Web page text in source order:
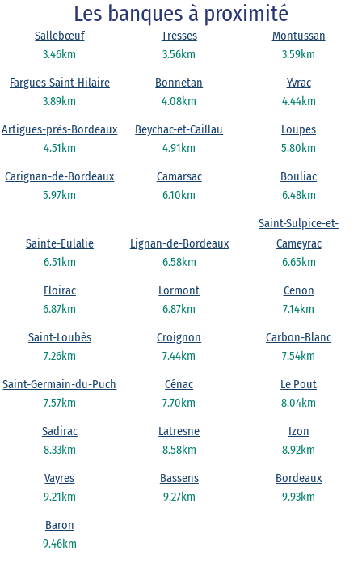
Les banques à proximité
3.46km
Sallebœuf
3.56km
Tresses
3.59km
Montussan
3.89km
Fargues-Saint-Hilaire
4.08km
Bonnetan
4.44km
Yvrac
4.51km
Artigues-près-Bordeaux
4.91km
Beychac-et-Caillau
5.80km
Loupes
5.97km
Carignan-de-Bordeaux
6.10km
Camarsac
6.48km
Bouliac
6.51km
Sainte-Eulalie
6.58km
Lignan-de-Bordeaux
6.65km
Saint-Sulpice-et-
Cameyrac
6.87km
Floirac
6.87km
Lormont
7.14km
Cenon
7.26km
Saint-Loubès
7.44km
Croignon
7.54km
Carbon-Blanc
7.57km
Saint-Germain-du-Puch
7.70km
Cénac
8.04km
Le Pout
8.33km
Sadirac
8.58km
Latresne
8.92km
Izon
9.21km
Vayres
9.27km
Bassens
9.93km
Bordeaux
9.46km
Baron